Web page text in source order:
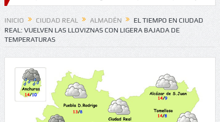
INICIO CIUDAD REAL ALMADÉN
EL TIEMPO EN CIUDAD
REAL: VUELVEN LAS LLOVIZNAS CON LIGERA BAJADA DE
TEMPERATURAS